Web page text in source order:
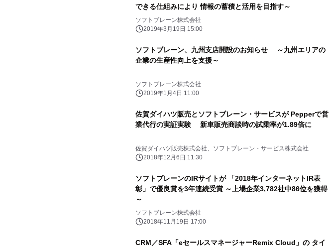
できる仕組みにより 情報の蓄積と活用を目指す～
ソフトブレーン株式会社
2019年3月19日 15:00
ソフトブレーン、九州支店開設のお知らせ ～九州エリアの
企業の生産性向上を支援～
ソフトブレーン株式会社
2019年1月4日 11:00
佐賀ダイハツ販売とソフトブレーン・サービスが Pepperで営
業代行の実証実験 新車販売商談時の試乗率が1.89倍に
佐賀ダイハツ販売株式会社、ソフトブレーン・サービス株式会社
2018年12月6日 11:30
ソフトブレーンのIRサイトが 「2018年インターネットIR表
彰」で優良賞を3年連続受賞 ～上場企業3,782社中86位を獲得
～
ソフトブレーン株式会社
2018年11月19日 17:00
CRM／SFA「eセールスマネージャーRemix Cloud」の タイ